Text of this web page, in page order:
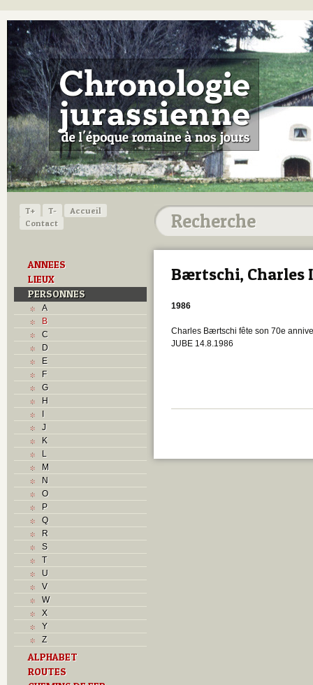
T+ T-
Accueil
Contact
ANNEES
LIEUX
PERSONNES
A
B
C
D
E
F
G
H
I
J
K
L
M
N
O
P
Q
R
S
T
U
V
W
X
Y
Z
ALPHABET
ROUTES
Bærtschi, Charles
1986
Charles Bærtschi fête son 70e
JUBE 14.8.1986